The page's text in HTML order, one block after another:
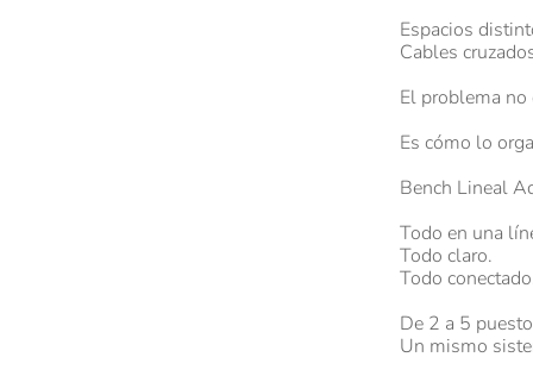
Espacios
Cables
El problema no
Es cómo lo
Bench Lineal
Todo en una
Todo claro.
Todo
De 2 a 5
Un mismo